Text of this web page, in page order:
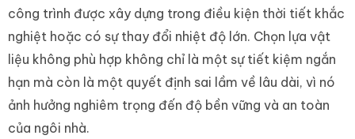
công trình được xây dựng trong điều kiện thời tiết khắc
nghiệt hoặc có sự thay đổi nhiệt độ lớn. Chọn lựa vật
liệu không phù hợp không chỉ là một sự tiết kiệm ngắn
hạn mà còn là một quyết định sai lầm về lâu dài, vì nó
ảnh hưởng nghiêm trọng đến độ bền vững và an toàn
của ngôi nhà.